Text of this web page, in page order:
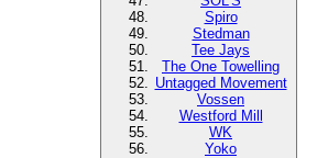
Spiro
Stedman
Tee Jays
The One Towelling
Untagged Movement
Vossen
Westford Mill
WK
Yoko